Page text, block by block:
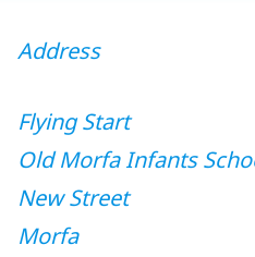
Address
Flying Start
Old Morfa Infants
New Street
Morfa